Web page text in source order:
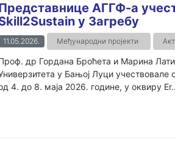
АГГФ-а
у Загребу
11.05.2026. Међународни пројекти
др Гордана Броћета и Марина
у Бањој Луци учествовале
4. до 8. маја 2026. године, у оквиру